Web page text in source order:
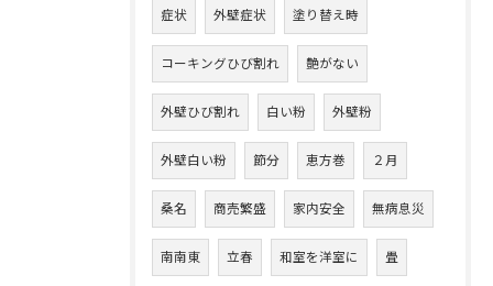
症状 外壁症状 塗り替え時
コーキングひび割れ 艶がない
外壁ひび割れ 白い粉 外壁粉
外壁白い粉 節分 恵方巻 ２月
桑名 商売繁盛 家内安全 無病息災
南南東 立春 和室を洋室に 畳